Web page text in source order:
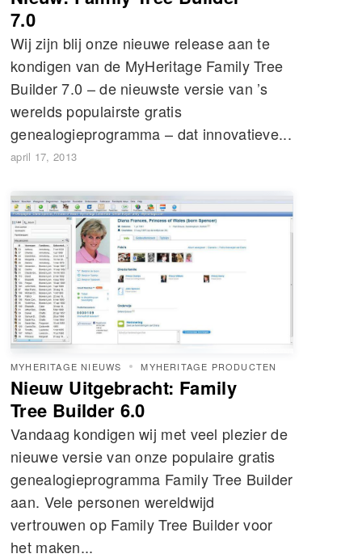
7.0
Wij zijn blij onze nieuwe release aan te
kondigen van de MyHeritage Family Tree
Builder 7.0 – de nieuwste versie van ’s
werelds populairste gratis
genealogieprogramma – dat innovatieve...
april 17, 2013
MYHERITAGE NIEUWS MYHERITAGE PRODUCTEN
Nieuw Uitgebracht: Family
Tree Builder 6.0
Vandaag kondigen wij met veel plezier de
nieuwe versie van onze populaire gratis
genealogieprogramma Family Tree Builder
aan. Vele personen wereldwijd
vertrouwen op Family Tree Builder voor
het maken...